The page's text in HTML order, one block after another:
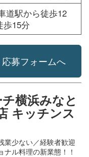
道駅から徒歩12
歩15分
応募フォームへ
横浜みなと
キッチンス
業少ない／経験者歓迎
ル料理の新業態！！